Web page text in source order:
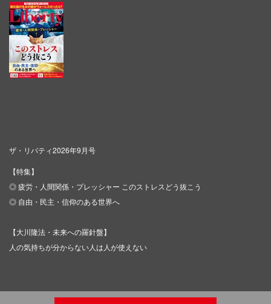
ザ・リバティ2026年9月号
【特集】
◎ 疲労・人間関係・プレッシャー このストレスどう抜こう
◎ 自由・民主・信仰のある世界へ
【大川隆法・未来への羅針盤】
人の気持ちが分からない人は人が使えない